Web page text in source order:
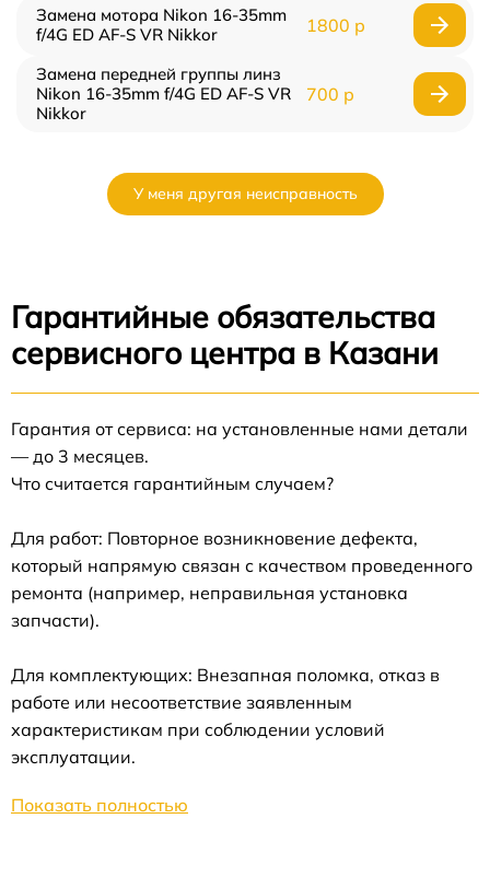
Замена мотора Nikon 16-35mm
f/4G ED AF-S VR Nikkor
1800 р
Замена передней группы линз
Nikon 16-35mm f/4G ED AF-S VR
Nikkor
700 р
У меня другая неисправность
Гарантийные обязательства
сервисного центра в Казани
Гарантия от сервиса: на установленные нами детали
— до 3 месяцев.
Что считается гарантийным случаем?
Для работ: Повторное возникновение дефекта,
который напрямую связан с качеством проведенного
ремонта (например, неправильная установка
запчасти).
Для комплектующих: Внезапная поломка, отказ в
работе или несоответствие заявленным
характеристикам при соблюдении условий
эксплуатации.
Показать полностью